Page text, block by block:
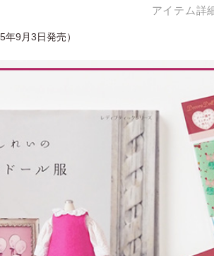
アイテム詳
9月3日発売）